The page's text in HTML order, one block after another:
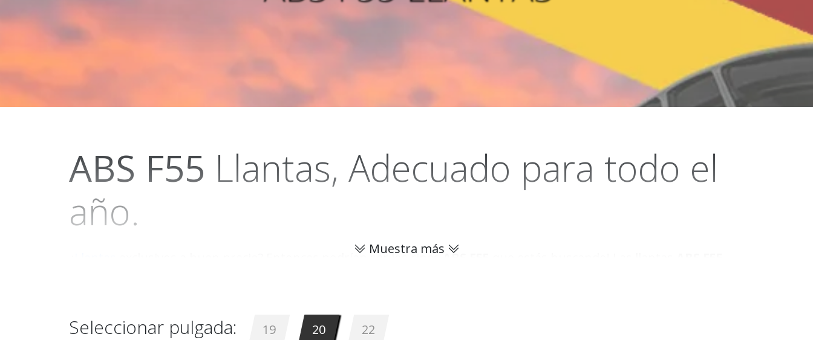
ABS F55 Llantas, Adecuado para todo el
año.
exclusivos a buen precio? Entonces podrían ser los rinesABS F55
Muestra más
Seleccionar pulgada: 19 20 22